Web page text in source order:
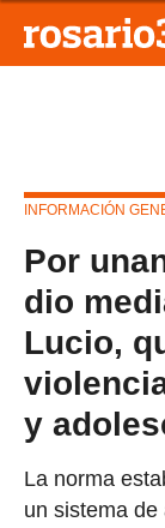
INFORMACIÓN
Por
dio
Lucio,
y
La norma
un sistema